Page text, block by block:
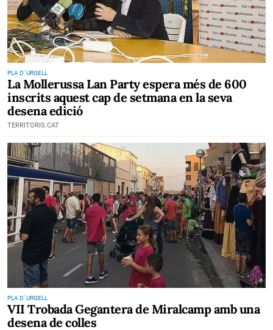
PLA D' URGELL
La Mollerussa Lan Party espera més de 600
inscrits aquest cap de setmana en la seva
desena edició
TERRITORIS.CAT
PLA D' URGELL
VII Trobada Gegantera de Miralcamp amb una
desena de colles